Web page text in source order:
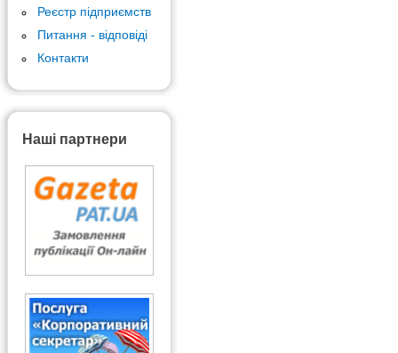
Реєстр підприємств
Питання - відповіді
Контакти
Наші партнери